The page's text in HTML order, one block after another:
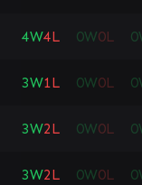
4W4L 0W0L 0
3W1L 0W0L 0
3W2L 0W0L 0
3W2L 0W0L 0